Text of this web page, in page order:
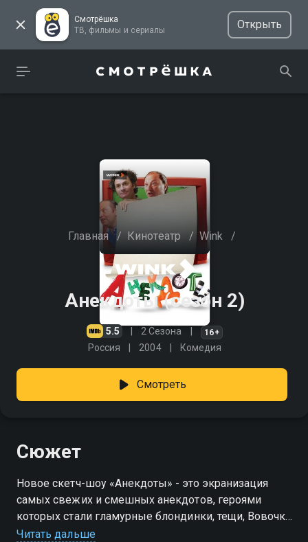
Смотрёшка
ТВ, фильмы и сериалы
Открыть
Главная / Кинотеатр / Wink /
Анекдоты (сезон 2)
5.5 2 Сезона 16+
Россия 2004 Комедия
Смотреть
Сюжет
Новое скетч-шоу «Анекдоты» - это экранизация
самых свежих и смешных анекдотов, героями
которых стали гламурные блондинки, тещи, Вовочки
и Казановы в шкафу. В главных ролях шоу снялись
Читать дальше